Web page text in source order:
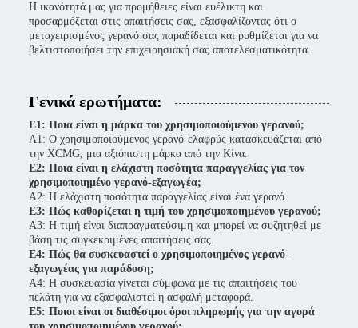
Η ικανότητά μας για προμήθειες είναι ευέλικτη και
προσαρμόζεται στις απαιτήσεις σας, εξασφαλίζοντας ότι ο
μεταχειρισμένος γερανό σας παραδίδεται και ρυθμίζεται για να
βελτιστοποιήσει την επιχειρησιακή σας αποτελεσματικότητα.
Γενικά ερωτήματα:
Ε1: Ποια είναι η μάρκα του χρησιμοποιούμενου γερανού;
Α1: Ο χρησιμοποιούμενος γερανό-ελαφρύς κατασκευάζεται από
την XCMG, μια αξιόπιστη μάρκα από την Κίνα.
Ε2: Ποια είναι η ελάχιστη ποσότητα παραγγελίας για τον
χρησιμοποιημένο γερανό-εξαγωγέα;
Α2: Η ελάχιστη ποσότητα παραγγελίας είναι ένα γερανό.
Ε3: Πώς καθορίζεται η τιμή του χρησιμοποιημένου γερανού;
Α3: Η τιμή είναι διαπραγματεύσιμη και μπορεί να συζητηθεί με
βάση τις συγκεκριμένες απαιτήσεις σας.
Ε4: Πώς θα συσκευαστεί ο χρησιμοποιημένος γερανό-
εξαγωγέας για παράδοση;
Α4: Η συσκευασία γίνεται σύμφωνα με τις απαιτήσεις του
πελάτη για να εξασφαλιστεί η ασφαλή μεταφορά.
Ε5: Ποιοι είναι οι διαθέσιμοι όροι πληρωμής για την αγορά